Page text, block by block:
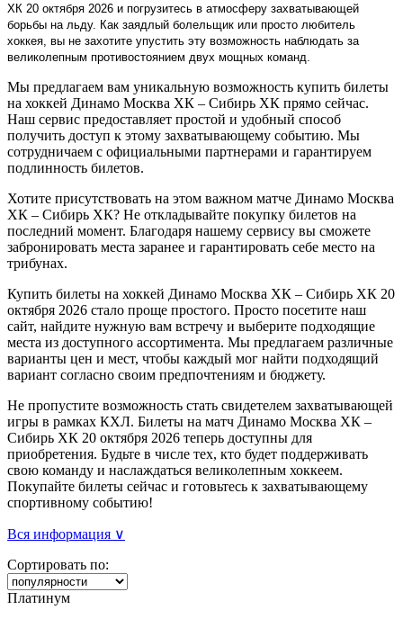
ХК 20 октября 2026 и погрузитесь в атмосферу захватывающей
борьбы на льду. Как заядлый болельщик или просто любитель
хоккея, вы не захотите упустить эту возможность наблюдать за
великолепным противостоянием двух мощных команд.
Мы предлагаем вам уникальную возможность купить билеты
на хоккей Динамо Москва ХК – Сибирь ХК прямо сейчас.
Наш сервис предоставляет простой и удобный способ
получить доступ к этому захватывающему событию. Мы
сотрудничаем с официальными партнерами и гарантируем
подлинность билетов.
Хотите присутствовать на этом важном матче Динамо Москва
ХК – Сибирь ХК? Не откладывайте покупку билетов на
последний момент. Благодаря нашему сервису вы сможете
забронировать места заранее и гарантировать себе место на
трибунах.
Купить билеты на хоккей Динамо Москва ХК – Сибирь ХК 20
октября 2026 стало проще простого. Просто посетите наш
сайт, найдите нужную вам встречу и выберите подходящие
места из доступного ассортимента. Мы предлагаем различные
варианты цен и мест, чтобы каждый мог найти подходящий
вариант согласно своим предпочтениям и бюджету.
Не пропустите возможность стать свидетелем захватывающей
игры в рамках КХЛ. Билеты на матч Динамо Москва ХК –
Сибирь ХК 20 октября 2026 теперь доступны для
приобретения. Будьте в числе тех, кто будет поддерживать
свою команду и наслаждаться великолепным хоккеем.
Покупайте билеты сейчас и готовьтесь к захватывающему
спортивному событию!
Вся информация ∨
Сортировать по:
Платинум